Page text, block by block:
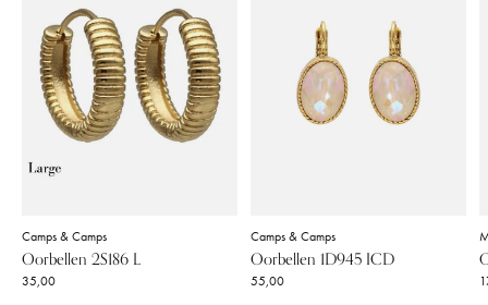
Camps & Camps
Oorbellen 2S186 L
35,00
Camps & Camps
Oorbellen 1D945 ICD
55,00